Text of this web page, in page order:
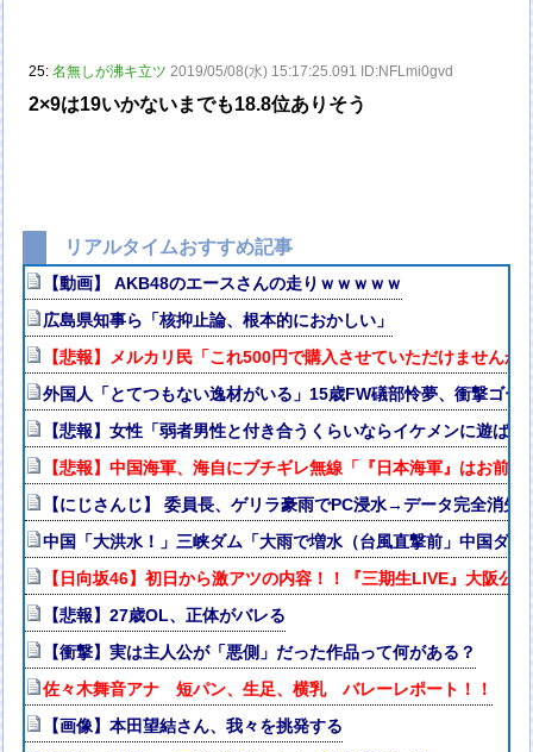
25:名無しが沸キ立ツ 2019/05/08(水) 15:17:25.091 ID:NFLmi0gvd
2×9は19いかないまでも18.8位ありそう
リアルタイムおすすめ記事
【動画】 AKB48のエースさんの走りｗｗｗｗｗ
広島県知事ら「核抑止論、根本的におかしい」
【悲報】メルカリ民「これ500円で購入させていただけません
外国人「とてつもない逸材がいる」15歳FW礒部怜夢、衝撃ゴ
【悲報】女性「弱者男性と付き合うくらいならイケメンに遊ば
【悲報】中国海軍、海自にブチギレ無線「『日本海軍』はお前
【にじさんじ】 委員長、ゲリラ豪雨でPC浸水→データ完全消
中国「大洪水！」三峡ダム「大雨で増水（台風直撃前」中国ダ
【日向坂46】初日から激アツの内容！！『三期生LIVE』大阪公
【悲報】27歳OL、正体がバレる
【衝撃】実は主人公が「悪側」だった作品って何がある？
佐々木舞音アナ 短パン、生足、横乳 バレーレポート！！
【画像】本田望結さん、我々を挑発する